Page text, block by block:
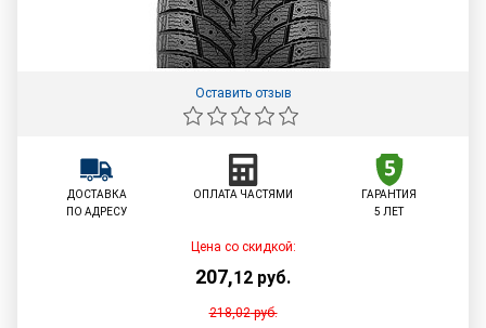
Оставить отзыв
ДОСТАВКА
ПО АДРЕСУ
ОПЛАТА ЧАСТЯМИ
ГАРАНТИЯ
5 ЛЕТ
Цена со скидкой:
207,12 руб.
218,02руб.